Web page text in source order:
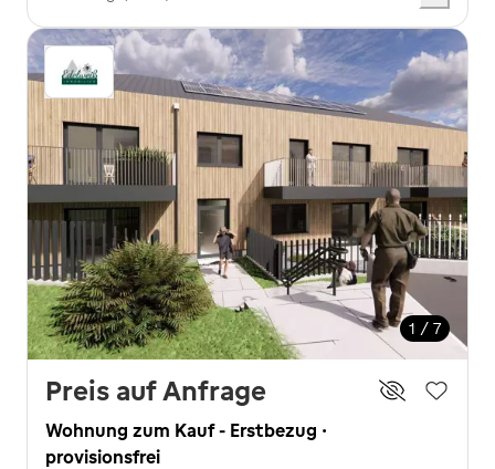
1 / 7
Preis auf Anfrage
Wohnung zum Kauf - Erstbezug ·
provisionsfrei